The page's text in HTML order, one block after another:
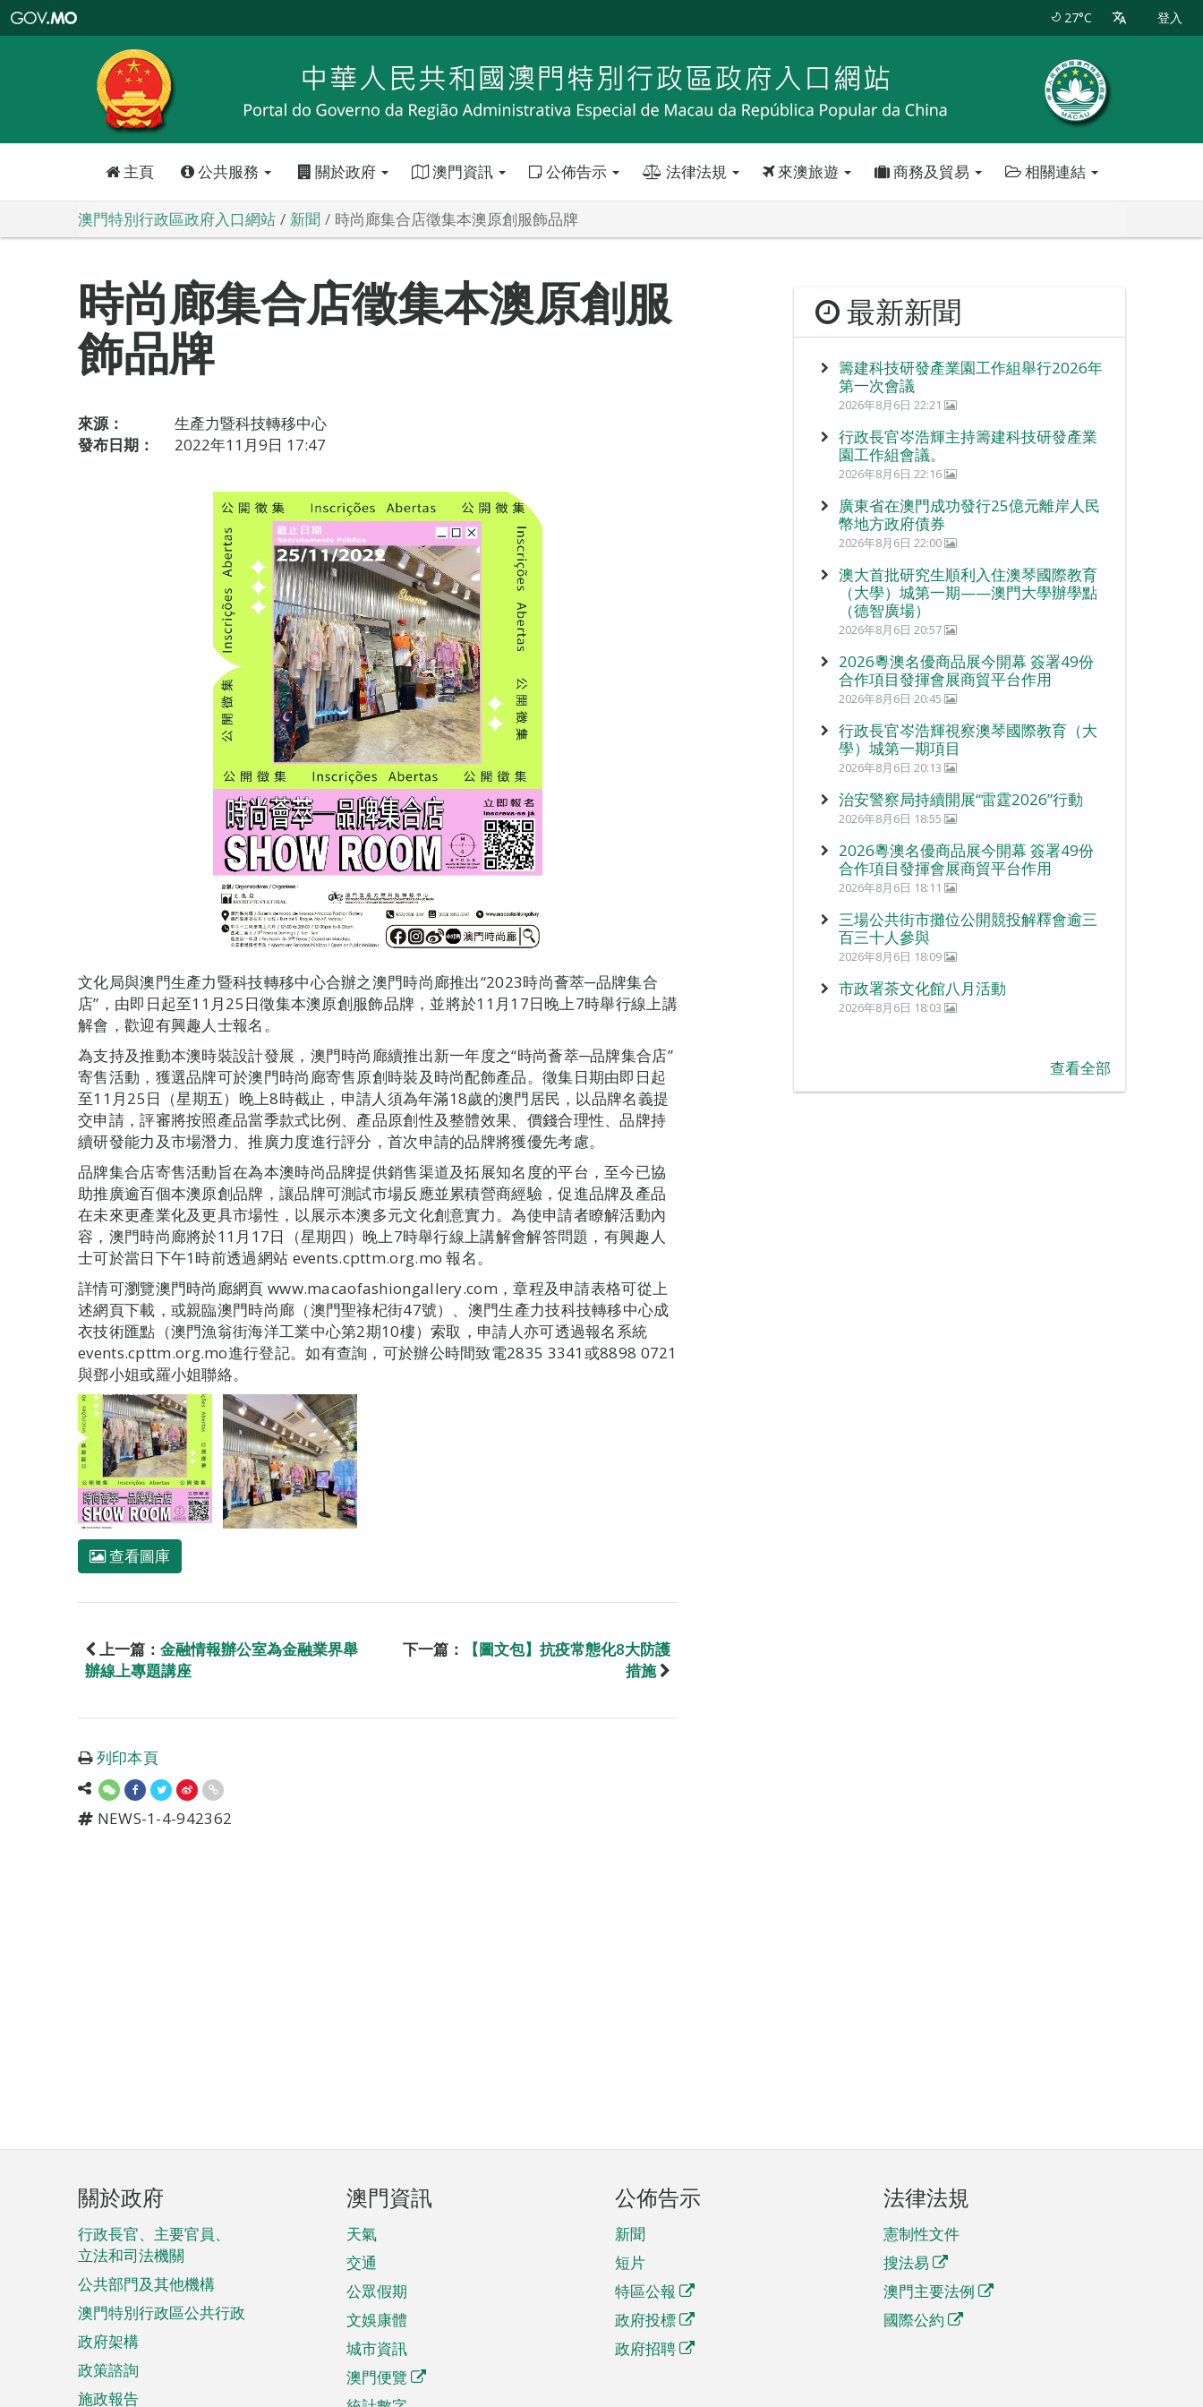
特
政
區
政
口
27°C 登入
主頁 公共服務 關於政府 澳門資訊 公佈告示 法律法規 來澳旅遊 商務及貿易 相關連結
澳門特別行政區政府入口網站 新聞 時尚廊集合店徵集本澳原創服飾品牌
時尚廊集合店徵集本澳原創服
飾品牌
來源：
生產力暨科技轉移中心
發布日期：
2022年11月9日 17:47
文化局與澳門生產力暨科技轉移中心合辦之澳門時尚廊推出“2023時尚薈萃─品牌集合
店”，由即日起至11月25日徵集本澳原創服飾品牌，並將於11月17日晚上7時舉行線上講
解會，歡迎有興趣人士報名。
為支持及推動本澳時裝設計發展，澳門時尚廊續推出新一年度之“時尚薈萃─品牌集合店”
寄售活動，獲選品牌可於澳門時尚廊寄售原創時裝及時尚配飾產品。徵集日期由即日起
至11月25日（星期五）晚上8時截止，申請人須為年滿18歲的澳門居民，以品牌名義提
交申請，評審將按照產品當季款式比例、產品原創性及整體效果、價錢合理性、品牌持
續研發能力及市場潛力、推廣力度進行評分，首次申請的品牌將獲優先考慮。
品牌集合店寄售活動旨在為本澳時尚品牌提供銷售渠道及拓展知名度的平台，至今已協
助推廣逾百個本澳原創品牌，讓品牌可測試市場反應並累積營商經驗，促進品牌及產品
在未來更產業化及更具市場性，以展示本澳多元文化創意實力。為使申請者瞭解活動內
容，澳門時尚廊將於11月17日（星期四）晚上7時舉行線上講解會解答問題，有興趣人
士可於當日下午1時前透過網站 events.cpttm.org.mo 報名。
詳情可瀏覽澳門時尚廊網頁 www.macaofashiongallery.com，章程及申請表格可從上
述網頁下載，或親臨澳門時尚廊（澳門聖祿杞街47號）、澳門生產力技科技轉移中心成
衣技術匯點（澳門漁翁街海洋工業中心第2期10樓）索取，申請人亦可透過報名系統
events.cpttm.org.mo進行登記。如有查詢，可於辦公時間致電2835 3341或8898 0721
與鄧小姐或羅小姐聯絡。
查看圖庫
上一篇： 金融情報辦公室為金融業界舉
辦線上專題講座
下一篇：
【圖文包】抗疫常態化8大防護
措施
列印本頁
NEWS-1-4-942362
最新新聞
籌建科技研發產業園工作組舉行2026年
第一次會議
2026年8月6日 22:21
行政長官岑浩輝主持籌建科技研發產業
園工作組會議。
2026年8月6日 22:16
廣東省在澳門成功發行25億元離岸人民
幣地方政府債券
2026年8月6日 22:00
澳大首批研究生順利入住澳琴國際教育
（大學）城第一期——澳門大學辦學點
（德智廣場）
2026年8月6日 20:57
2026粵澳名優商品展今開幕 簽署49份
合作項目發揮會展商貿平台作用
2026年8月6日 20:45
行政長官岑浩輝視察澳琴國際教育（大
學）城第一期項目
2026年8月6日 20:13
治安警察局持續開展“雷霆2026”行動
2026年8月6日 18:55
2026粵澳名優商品展今開幕 簽署49份
合作項目發揮會展商貿平台作用
2026年8月6日 18:11
三場公共街市攤位公開競投解釋會逾三
百三十人參與
2026年8月6日 18:09
市政署茶文化館八月活動
2026年8月6日 18:03
查看全部
頁
腳
菜
單
關於政府
行政長官、主要官員、
立法和司法機關
公共部門及其他機構
澳門特別行政區公共行政
政府架構
政策諮詢
施政報告
澳門資訊
天氣
交通
公眾假期
文娛康體
城市資訊
澳門便覽
公佈告示
新聞
短片
特區公報
政府投標
政府招聘
法律法規
憲制性文件
搜法易
澳門主要法例
國際公約